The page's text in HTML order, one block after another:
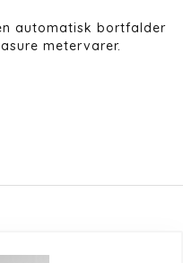
automatisk bortfalder
metervarer.